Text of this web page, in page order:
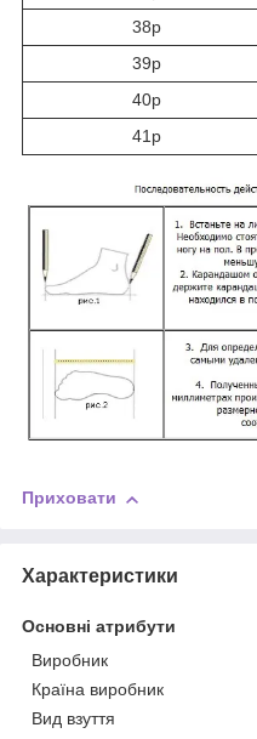
38р
39р
40р
41р
Приховати
Характеристики
Основні атрибути
Виробник
Країна виробник
Вид взуття